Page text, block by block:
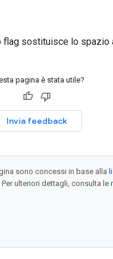
flag sostituisce lo
pagina è stata utile?
Invia feedback
sono concessi in base alla
Per ulteriori dettagli, consulta le